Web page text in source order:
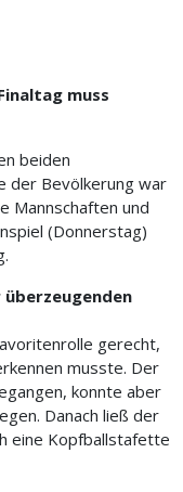
muss
beiden
der Bevölkerung war
Mannschaften und
(Donnerstag)
überzeugenden
gerecht,
musste. Der
konnte aber
Danach ließ der
eine Kopfballstafette